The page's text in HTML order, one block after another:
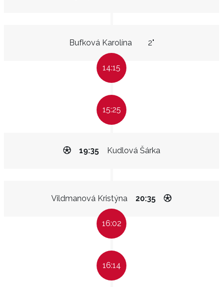
Bufková Karolína 2"
14:15
15:25
Kudlová Šárka
19:35
Vildmanová Kristýna 20:35
16:02
16:14